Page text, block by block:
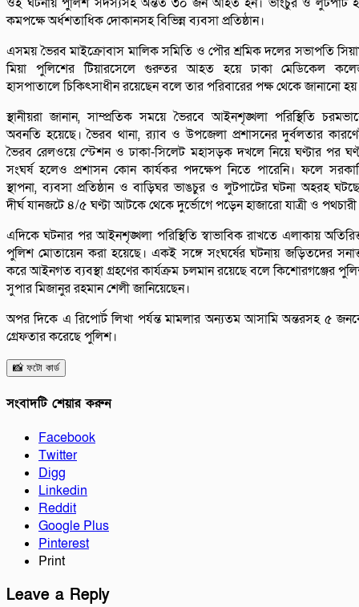
ওই ঘটনায় পুলিশ সদস্যসহ অন্তত ৩০ জন আহত হন। ভাংচুর ও লুটপাট
কমপক্ষে অর্ধশতাধিক দোকানসহ বিভিন্ন ব্যবসা প্রতিষ্ঠান।
এসময় ভৈরব মাইক্রোবাস মালিক সমিতি ও পৌর শ্রমিক দলের সভাপতি
মিয়া পুলিশের টিয়ারসেলে গুরুতর আহত হয়ে ঢাকা মেডিকেল
হাসপাতালে চিকিৎসাধীন রয়েছেন বলে তার পরিবারের পক্ষ থেকে জানানো
স্থানীয়রা জানান, সাম্প্রতিক সময়ে ভৈরবে আইনশৃঙ্খলা পরিস্থিতি
অবনতি হয়েছে। ভৈরব থানা, র‌্যাব ও উপজেলা প্রশাসনের দুর্বলতার
ভৈরব রেলওয়ে স্টেশন ও ঢাকা-সিলেট মহাসড়ক দখলে নিয়ে ঘণ্টার পর
সংঘর্ষ হলেও প্রশাসন কোন কার্যকর পদক্ষেপ নিতে পারেনি। ফলে
স্থাপনা, ব্যবসা প্রতিষ্ঠান ও বাড়িঘর ভাঙচুর ও লুটপাটের ঘটনা অহরহ
দীর্ঘ যানজটে ৪/৫ ঘণ্টা আটকে থেকে দুর্ভোগে পড়েন হাজারো যাত্রী ও
এদিকে ঘটনার পর আইনশৃঙ্খলা পরিস্থিতি স্বাভাবিক রাখতে এলাকায়
পুলিশ মোতায়েন করা হয়েছে। একই সঙ্গে সংঘর্ষের ঘটনায় জড়িতদের
করে আইনগত ব্যবস্থা গ্রহণের কার্যক্রম চলমান রয়েছে বলে কিশোরগঞ্জের
সুপার মিজানুর রহমান শেলী জানিয়েছেন।
অপর দিকে এ রিপোর্ট লিখা পর্যন্ত মামলার অন্যতম আসামি অন্তরসহ ৫
গ্রেফতার করেছে পুলিশ।
📸 ফটো কার্ড
সংবাদটি শেয়ার করুন
Facebook
Twitter
Digg
Linkedin
Reddit
Google Plus
Pinterest
Print
Leave a Reply